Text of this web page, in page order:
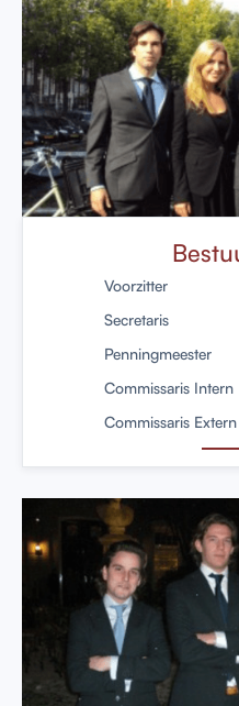
Voorzitter
Secretaris
Penningmeester
Commissaris Intern
Commissaris Extern